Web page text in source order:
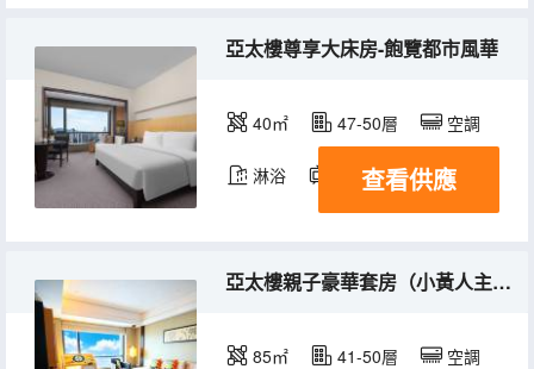
亞太樓尊享大床房-飽覽都市風華
40㎡ 47-50層 空調
淋浴 電視機 冰箱
查看供應
亞太樓親子豪華套房（小黃人主題）
85㎡ 41-50層 空調